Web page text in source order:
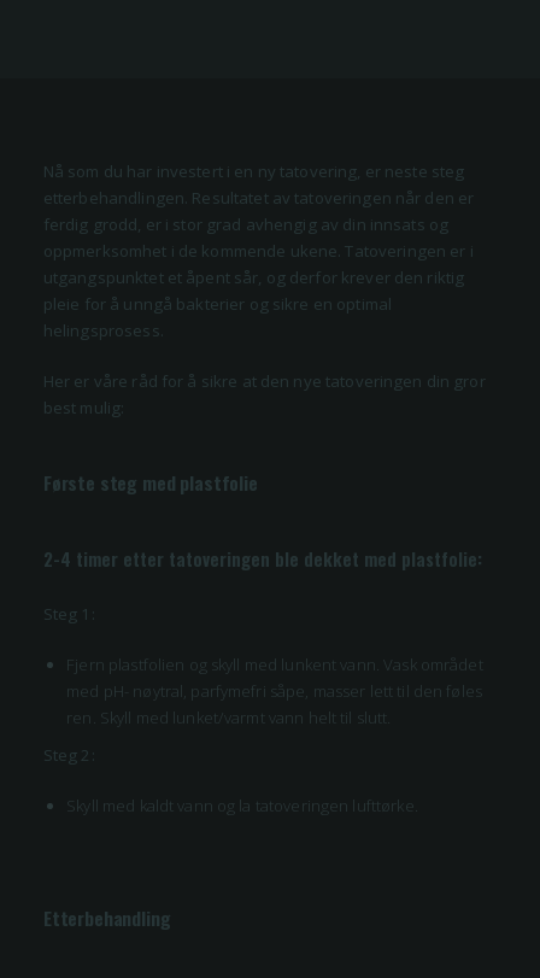
Nå som du har investert i en ny tatovering, er neste steg
etterbehandlingen. Resultatet av tatoveringen når den er
ferdig grodd, er i stor grad avhengig av din innsats og
oppmerksomhet i de kommende ukene. Tatoveringen er i
utgangspunktet et åpent sår, og derfor krever den riktig
pleie for å unngå bakterier og sikre en optimal
helingsprosess.
Her er våre råd for å sikre at den nye tatoveringen din gror
best mulig:
Første steg med plastfolie
2-4 timer etter tatoveringen ble dekket med plastfolie:
Steg 1:
Fjern plastfolien og skyll med lunkent vann. Vask området
med pH- nøytral, parfymefri såpe, masser lett til den føles
ren. Skyll med lunket/varmt vann helt til slutt.
Steg 2:
Skyll med kaldt vann og la tatoveringen lufttørke.
Etterbehandling